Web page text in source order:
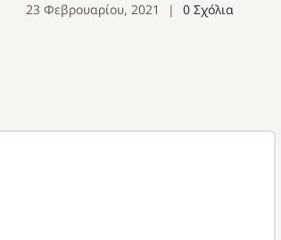
23 Φεβρουαρίου, 2021 | 0 Σχόλια